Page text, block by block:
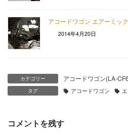
アコードワゴン エアーミッ
2014年4月20日
カテゴリー アコードワゴン(LA-
タグ アコードワゴン
コメントを残す